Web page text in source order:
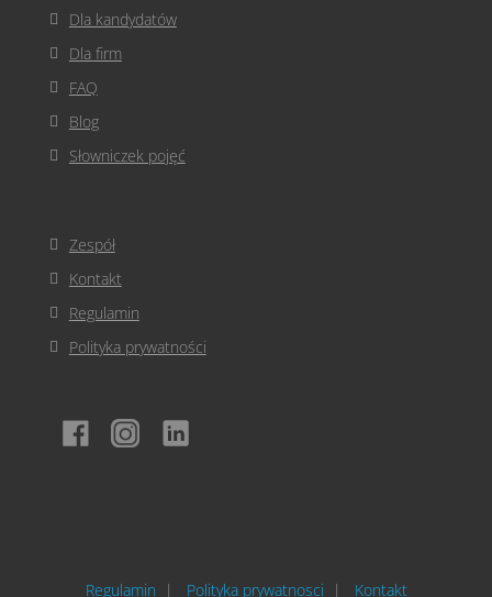
Dla kandydatów
Dla firm
FAQ
Blog
Słowniczek pojęć
Zespół
Kontakt
Regulamin
Polityka prywatności
Regulamin Polityka prywatnosci Kontakt